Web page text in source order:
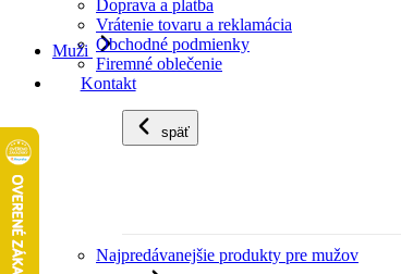
Doprava a platba
Vrátenie tovaru a reklamácia
Obchodné podmienky
Firemné oblečenie
Kontakt
Muži
späť
Najpredávanejšie produkty pre mužov